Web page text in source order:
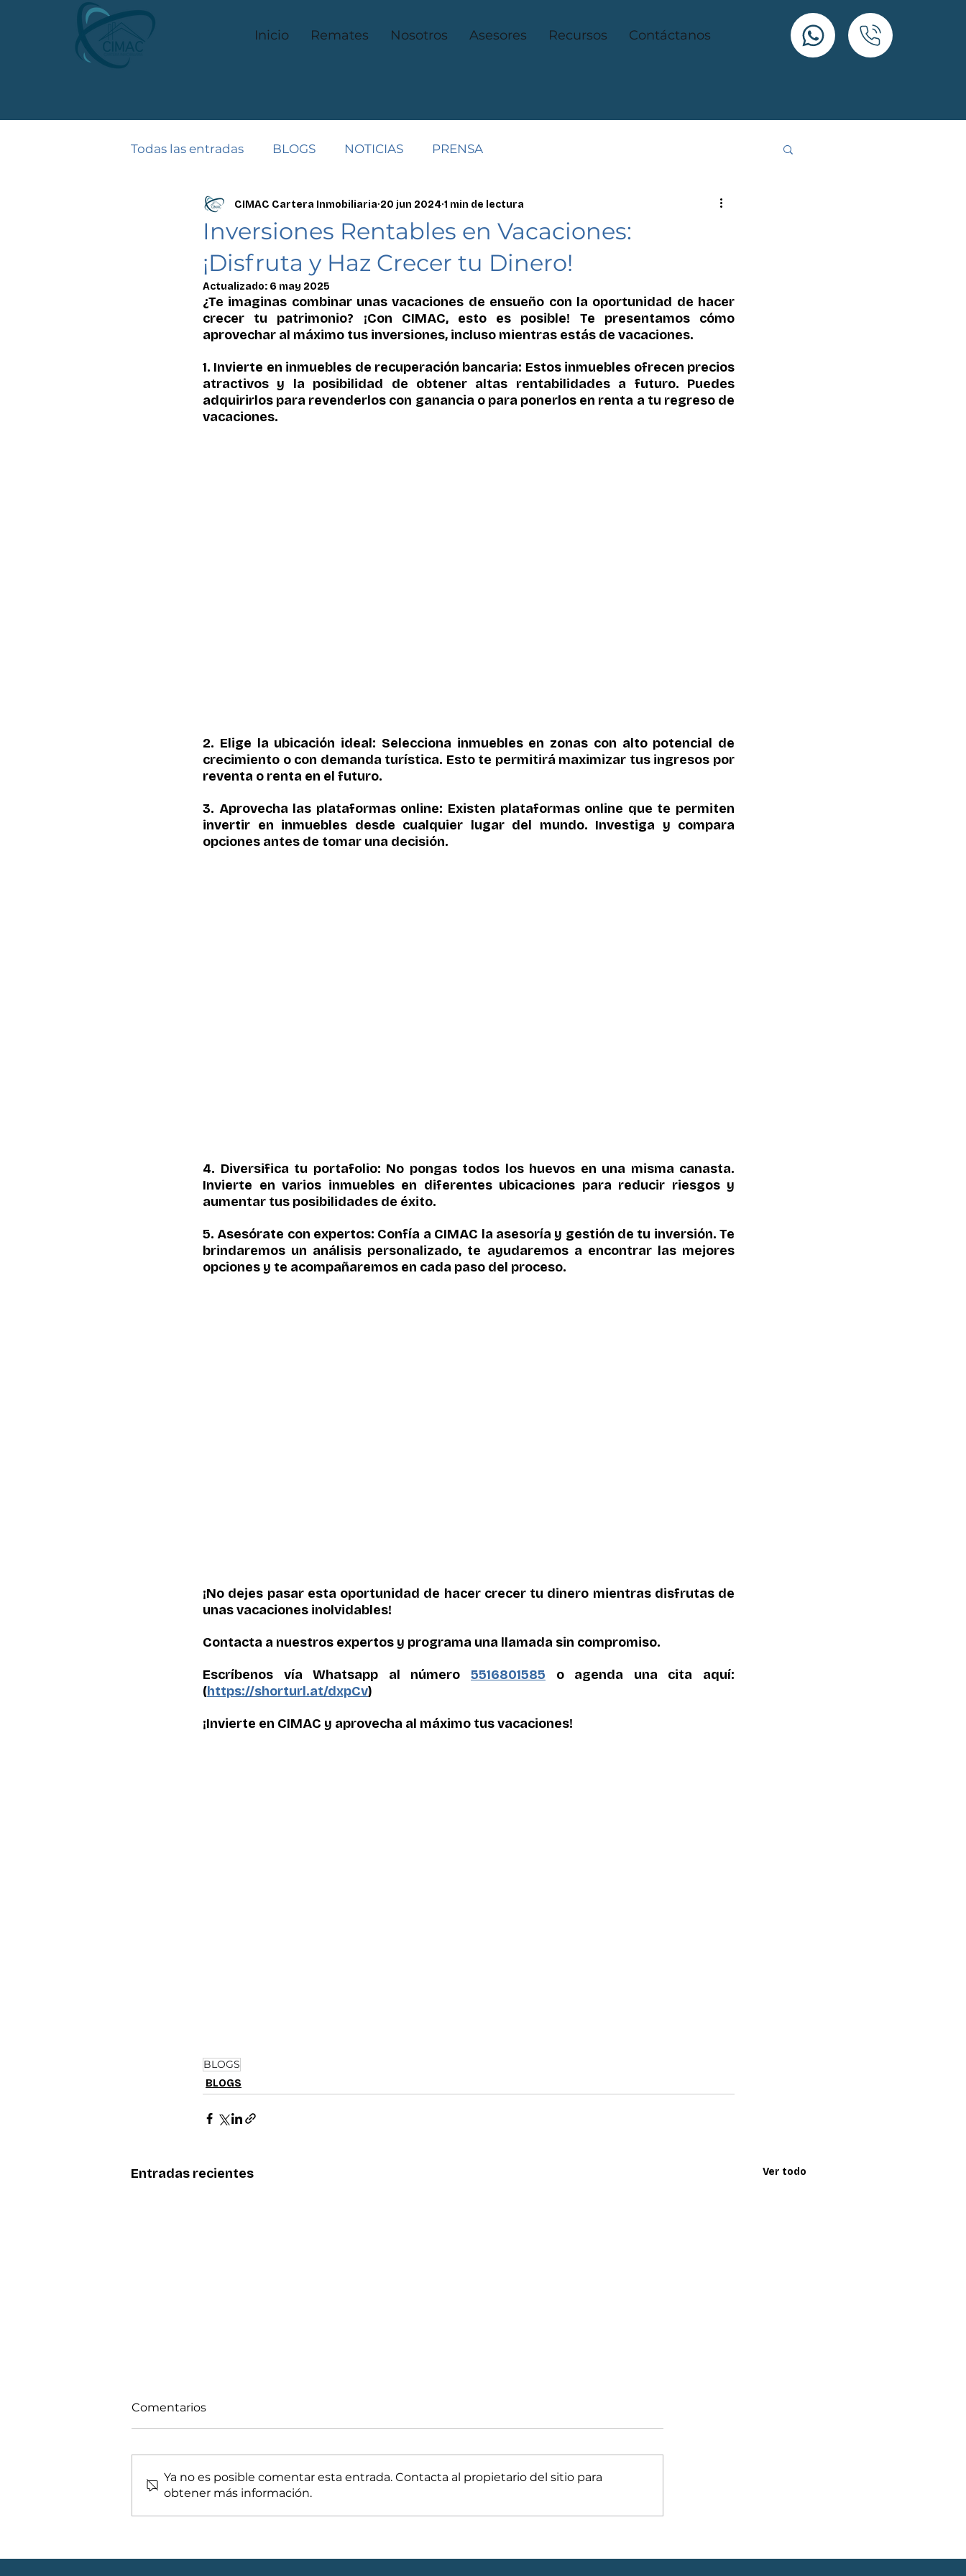
Inicio Remates Nosotros Asesores Recursos Contáctanos
Todas las entradas BLOGS NOTICIAS PRENSA
Inversiones Rentables en Vacaciones:
¡Disfruta y Haz Crecer tu Dinero!
CIMAC Cartera Inmobiliaria 20 jun 2024 1 min de lectura
Actualizado: 6 may 2025
¿Te imaginas combinar unas vacaciones de ensueño con la oportunidad de hacer
crecer tu patrimonio? ¡Con CIMAC, esto es posible! Te presentamos cómo
aprovechar al máximo tus inversiones, incluso mientras estás de vacaciones.
1. Invierte en inmuebles de recuperación bancaria: Estos inmuebles ofrecen precios
atractivos y la posibilidad de obtener altas rentabilidades a futuro. Puedes
adquirirlos para revenderlos con ganancia o para ponerlos en renta a tu regreso de
vacaciones.
2. Elige la ubicación ideal: Selecciona inmuebles en zonas con alto potencial de
crecimiento o con demanda turística. Esto te permitirá maximizar tus ingresos por
reventa o renta en el futuro.
3. Aprovecha las plataformas online: Existen plataformas online que te permiten
invertir en inmuebles desde cualquier lugar del mundo. Investiga y compara
opciones antes de tomar una decisión.
4. Diversifica tu portafolio: No pongas todos los huevos en una misma canasta.
Invierte en varios inmuebles en diferentes ubicaciones para reducir riesgos y
aumentar tus posibilidades de éxito.
5. Asesórate con expertos: Confía a CIMAC la asesoría y gestión de tu inversión. Te
brindaremos un análisis personalizado, te ayudaremos a encontrar las mejores
opciones y te acompañaremos en cada paso del proceso.
¡No dejes pasar esta oportunidad de hacer crecer tu dinero mientras disfrutas de
unas vacaciones inolvidables!
Contacta a nuestros expertos y programa una llamada sin compromiso.
Escríbenos vía Whatsapp al número 5516801585 o agenda una cita aquí:
(https://shorturl.at/dxpCv)
¡Invierte en CIMAC y aprovecha al máximo tus vacaciones!
BLOGS
BLOGS
Entradas recientes Ver todo
Detrás del Telón Bancario:
Anatomía de una Trampa
Propiedad vs. Posesión: El
Comentarios
Ya no es posible comentar esta entrada. Contacta al propietario del sitio para
obtener más información.